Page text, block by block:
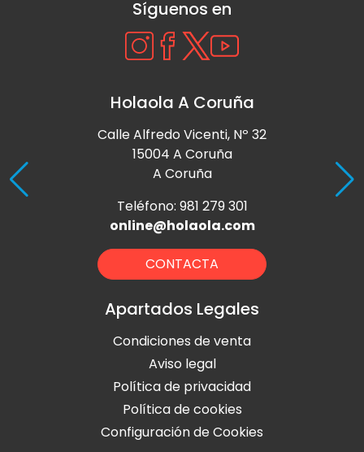
Síguenos en
Holaola A Coruña
Calle Alfredo Vicenti, Nº 32
15004 A Coruña
A Coruña
Teléfono: 981 279 301
online@holaola.com
CONTACTA
Apartados Legales
Condiciones de venta
Aviso legal
Política de privacidad
Política de cookies
Configuración de Cookies